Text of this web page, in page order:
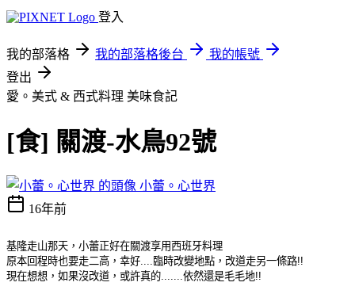
登入
我的部落格 我的部落格後台
我的帳號
登出
愛。美式 & 西式料理 美味食記
[食] 關渡-水鳥92號
小蕾。心世界
16年前
基隆走山那天，小蕾正好在關渡享用西班牙料理
原本回程時也要走二高，幸好....臨時改變地點，改道走另一條路!!
現在想想，如果沒改道，或許真的.......依然還是毛毛地!!